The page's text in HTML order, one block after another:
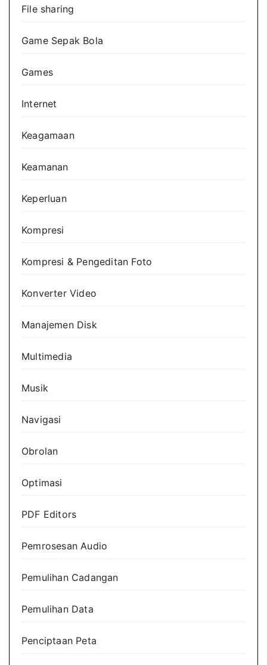
File sharing
Game Sepak Bola
Games
Internet
Keagamaan
Keamanan
Keperluan
Kompresi
Kompresi & Pengeditan Foto
Konverter Video
Manajemen Disk
Multimedia
Musik
Navigasi
Obrolan
Optimasi
PDF Editors
Pemrosesan Audio
Pemulihan Cadangan
Pemulihan Data
Penciptaan Peta